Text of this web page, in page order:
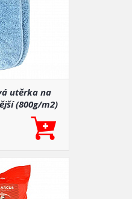
utěrka na
(800g/m2)